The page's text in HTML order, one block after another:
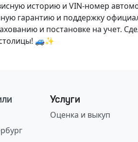
историю и VIN-номер
гарантию и поддержку
и постановке на учет.
🚙✨
Услуги
Оценка и выкуп